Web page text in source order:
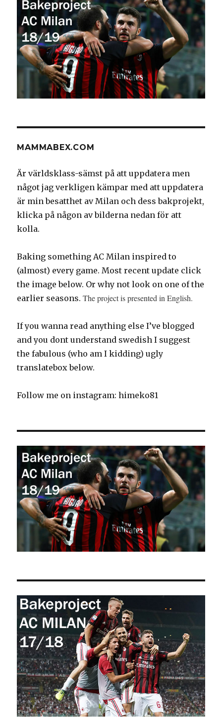
MAMMABEX.COM
Är världsklass-sämst på att uppdatera men
något jag verkligen kämpar med att uppdatera
är min besatthet av Milan och dess bakprojekt,
klicka på någon av bilderna nedan för att
kolla.
Baking something AC Milan inspired to
(almost) every game. Most recent update click
the image below. Or why not look on one of the
earlier seasons.The project is presented in English.
If you wanna read anything else I’ve blogged
and you dont understand swedish I suggest
the fabulous (who am I kidding) ugly
translatebox below.
Follow me on instagram: himeko81